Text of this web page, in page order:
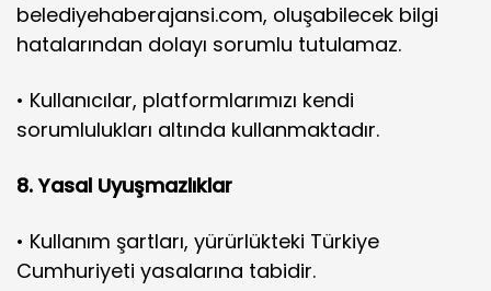
belediyehaberajansi.com, oluşabilecek bilgi
hatalarından dolayı sorumlu tutulamaz.
• Kullanıcılar, platformlarımızı kendi
sorumlulukları altında kullanmaktadır.
8. Yasal Uyuşmazlıklar
• Kullanım şartları, yürürlükteki Türkiye
Cumhuriyeti yasalarına tabidir.